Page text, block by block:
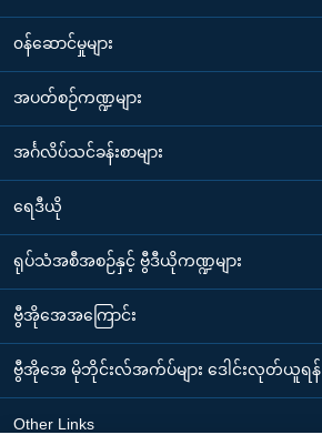
၀န်ဆောင်မှုများ
အပတ်စဉ်ကဏ္ဍများ
အင်္ဂလိပ်သင်ခန်းစာများ
ရေဒီယို
ရုပ်သံအစီအစဉ်နှင့် ဗွီဒီယိုကဏ္ဍများ
ဗွီအိုအေအကြောင်း
ဗွီအိုအေ မိုဘိုင်းလ်အက်ပ်များ ဒေါင်းလုတ်ယူရန်
Other Links